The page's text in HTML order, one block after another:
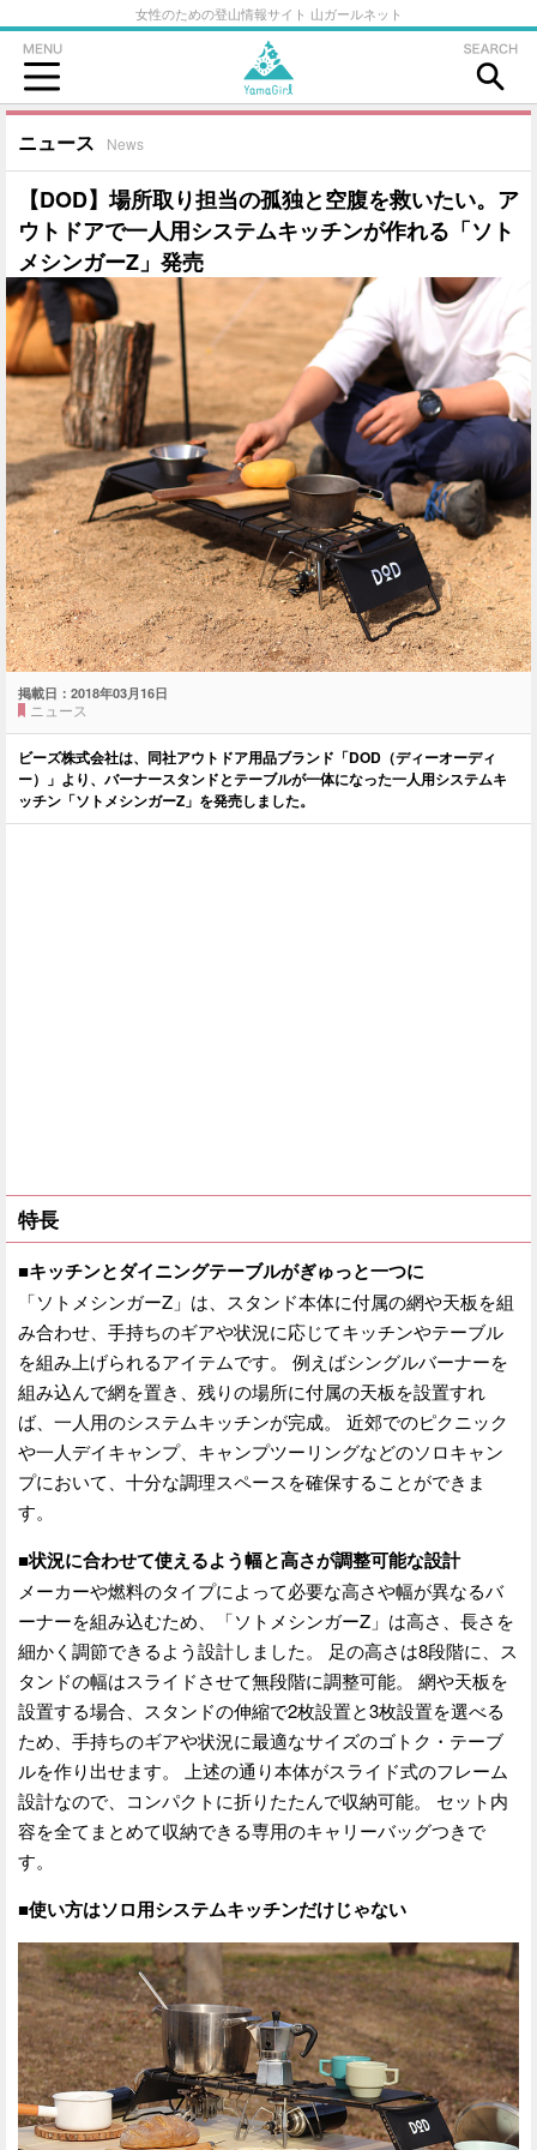
女性のための登山情報サイト 山ガールネット
ニュース News
【DOD】場所取り担当の孤独と空腹を救いたい。ア
ウトドアで一人用システムキッチンが作れる「ソト
メシンガーZ」発売
掲載日： 2018年03月16日
ニュース
ビーズ株式会社は、同社アウトドア用品ブランド「DOD（ディーオーディ
ー）」より、バーナースタンドとテーブルが一体になった一人用システムキ
ッチン「ソトメシンガーZ」を発売しました。
特長
■キッチンとダイニングテーブルがぎゅっと一つに
「ソトメシンガーZ」は、スタンド本体に付属の網や天板を組
み合わせ、手持ちのギアや状況に応じてキッチンやテーブル
を組み上げられるアイテムです。 例えばシングルバーナーを
組み込んで網を置き、残りの場所に付属の天板を設置すれ
ば、一人用のシステムキッチンが完成。 近郊でのピクニック
や一人デイキャンプ、キャンプツーリングなどのソロキャン
プにおいて、十分な調理スペースを確保することができま
す。
■状況に合わせて使えるよう幅と高さが調整可能な設計
メーカーや燃料のタイプによって必要な高さや幅が異なるバ
ーナーを組み込むため、「ソトメシンガーZ」は高さ、長さを
細かく調節できるよう設計しました。 足の高さは8段階に、ス
タンドの幅はスライドさせて無段階に調整可能。 網や天板を
設置する場合、スタンドの伸縮で2枚設置と3枚設置を選べる
ため、手持ちのギアや状況に最適なサイズのゴトク・テーブ
ルを作り出せます。 上述の通り本体がスライド式のフレーム
設計なので、コンパクトに折りたたんで収納可能。 セット内
容を全てまとめて収納できる専用のキャリーバッグつきで
す。
■使い方はソロ用システムキッチンだけじゃない